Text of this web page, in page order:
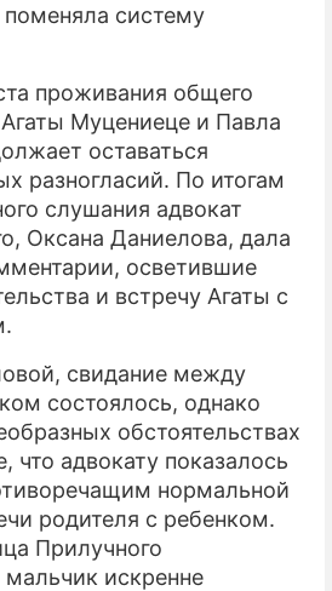
О ПРОЕКТЕ
систему
проживания общего
Муцениеце и Павла
оставаться
разногласий. По итогам
слушания адвокат
Оксана Даниелова, дала
осветившие
и встречу Агаты с
свидание между
состоялось, однако
обстоятельствах
что адвокату показалось
нормальной
родителя с ребенком.
Прилучного
мальчик искренне